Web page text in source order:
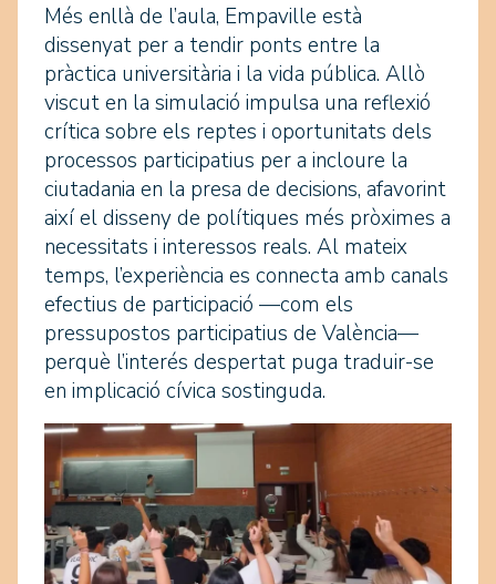
Més enllà de l’aula, Empaville està
dissenyat per a tendir ponts entre la
pràctica universitària i la vida pública. Allò
viscut en la simulació impulsa una reflexió
crítica sobre els reptes i oportunitats dels
processos participatius per a incloure la
ciutadania en la presa de decisions, afavorint
així el disseny de polítiques més pròximes a
necessitats i interessos reals. Al mateix
temps, l’experiència es connecta amb canals
efectius de participació —com els
pressupostos participatius de València—
perquè l’interés despertat puga traduir-se
en implicació cívica sostinguda.